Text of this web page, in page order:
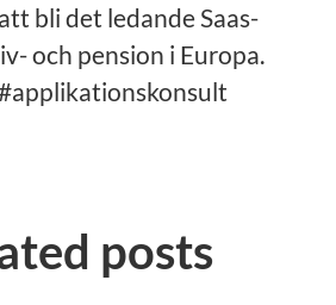
bli det ledande Saas-
och pension i Europa.
posts
Umeå? Då hoppas vi
oss på Uniaden!
och vill ha ett
och roligt arbete?